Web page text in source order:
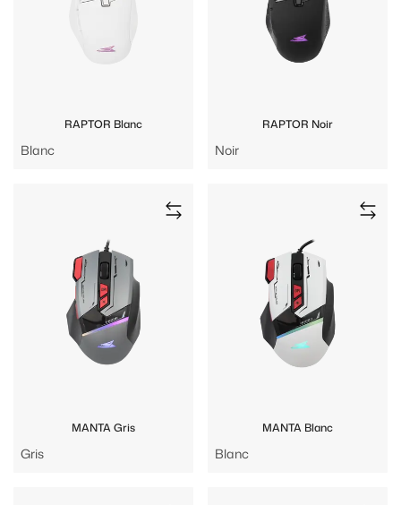
RAPTOR Blanc
Blanc
RAPTOR Noir
Noir
MANTA Gris
Gris
MANTA Blanc
Blanc